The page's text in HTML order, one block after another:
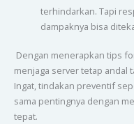
terhindarkan. Tapi
dampaknya bisa
Dengan menerapkan tips
menjaga server tetap andal
Ingat, tindakan preventif
sama pentingnya dengan
tepat.